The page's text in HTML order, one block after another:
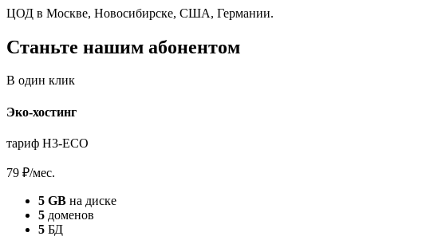
ЦОД в Москве, Новосибирске, США, Германии.
Станьте нашим абонентом
В один клик
Эко-хостинг
тариф H3-ECO
79 ₽/мес.
5 GB на диске
5 доменов
5 БД